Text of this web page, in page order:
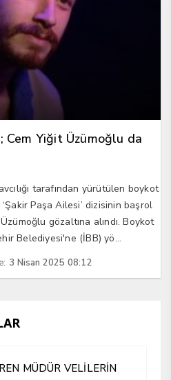
Cem Yiğit Üzümoğlu da
tarafından yürütülen boykot
Paşa Ailesi’ dizisinin başrol
gözaltına alındı. Boykot
Belediyesi'ne (İBB) yö...
3 Nisan 2025 08:12
MÜDÜR VELİLERİN